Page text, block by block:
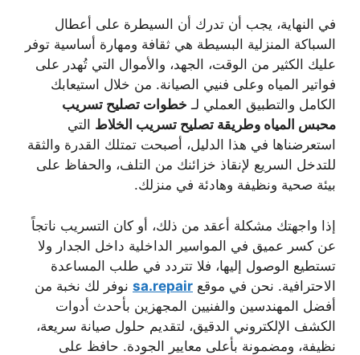
في النهاية، يجب أن تدرك أن السيطرة على أعطال
السباكة المنزلية البسيطة هي ثقافة ومهارة أساسية توفر
عليك الكثير من الوقت، الجهد، والأموال التي تُهدر على
فواتير المياه وعلى فنيي الصيانة. من خلال استيعابك
الكامل والتطبيق العملي لـ خطوات تصليح تسريب
محبس المياه وطريقة تصليح تسريب الخلاط التي
استعرضناها في هذا الدليل، أصبحت تمتلك القدرة والثقة
للتدخل السريع لإنقاذ خزائنك من التلف، والحفاظ على
بيئة صحية ونظيفة وهادئة في منزلك.
إذا واجهتك مشكلة أعقد من ذلك، أو كان التسريب ناتجاً
عن كسر عميق في المواسير الداخلية داخل الجدار ولا
تستطيع الوصول إليها، فلا تتردد في طلب المساعدة
الاحترافية. نحن في موقع sa.repair نوفر لك نخبة من
أفضل المهندسين والفنيين المجهزين بأحدث أدوات
الكشف الإلكتروني الدقيق، لتقديم حلول صيانة سريعة،
نظيفة، ومضمونة بأعلى معايير الجودة. حافظ على